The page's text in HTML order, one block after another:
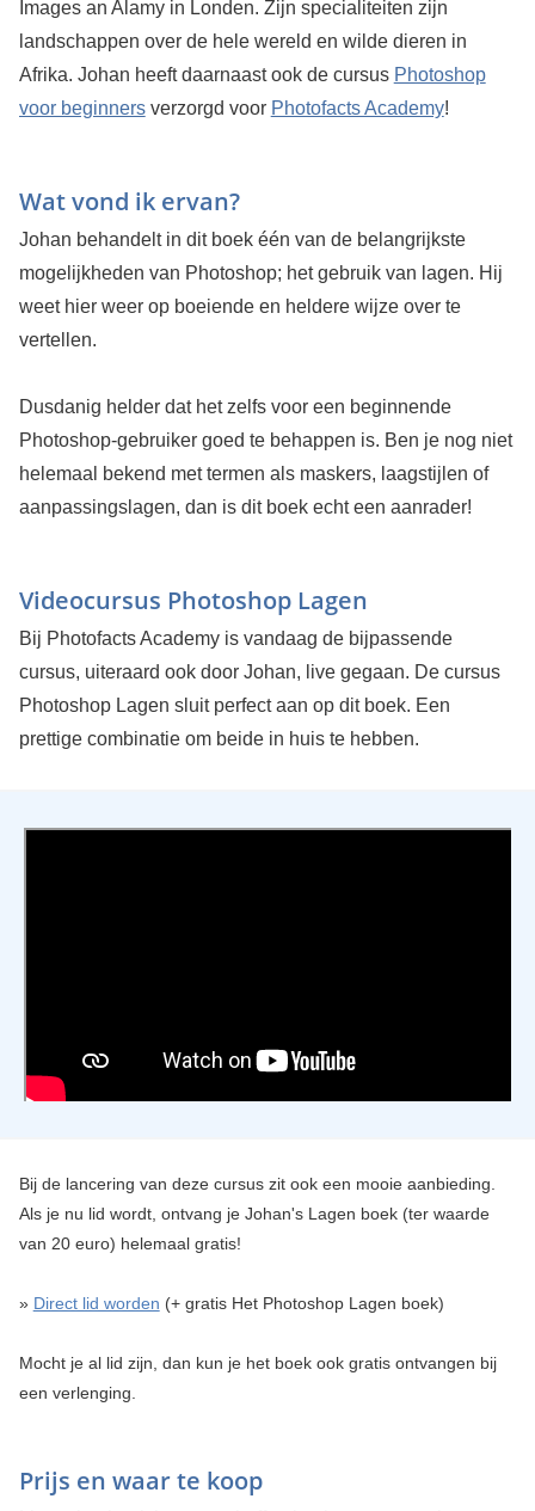
Images an Alamy in Londen. Zijn specialiteiten zijn
landschappen over de hele wereld en wilde dieren in
Afrika. Johan heeft daarnaast ook de cursus Photoshop
voor beginnersverzorgd voor Photofacts Academy!
Wat vond ik ervan?
Johan behandelt in dit boek één van de belangrijkste
mogelijkheden van Photoshop; het gebruik van lagen. Hij
weet hier weer op boeiende en heldere wijze over te
vertellen.
Dusdanig helder dat het zelfs voor een beginnende
Photoshop-gebruiker goed te behappen is. Ben je nog niet
helemaal bekend met termen als maskers, laagstijlen of
aanpassingslagen, dan is dit boek echt een aanrader!
Videocursus Photoshop Lagen
Bij Photofacts Academy is vandaag de bijpassende
cursus, uiteraard ook door Johan, live gegaan. De cursus
Photoshop Lagen sluit perfect aan op dit boek. Een
prettige combinatie om beide in huis te hebben.
Bij de lancering van deze cursus zit ook een mooie aanbieding.
Als je nu lid wordt, ontvang je Johan's Lagen boek (ter waarde
van 20 euro) helemaal gratis!
» Direct lid worden (+ gratis Het Photoshop Lagen boek)
Mocht je al lid zijn, dan kun je het boek ook gratis ontvangen bij
een verlenging.
Prijs en waar te koop